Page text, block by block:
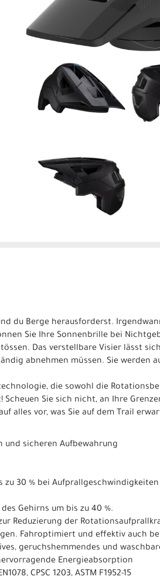
du Berge herausforderst.
Sie Ihre Sonnenbrille bei
Das verstellbare Visier lässt
abnehmen müssen. Sie werden
die sowohl die
Sie sich nicht, an Ihre
alles vor, was Sie auf dem Trail
und sicheren Aufbewahrung
zu 30 % bei
Gehirns um bis zu 40 %.
Reduzierung der
Fahroptimiert und effektiv auch
geruchshemmendes und
Energieabsorption
CPSC 1203, ASTM F1952-15